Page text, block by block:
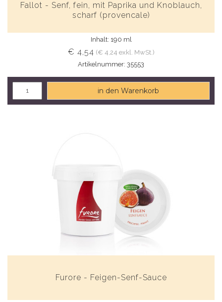
Fallot - Senf, fein, mit Paprika und Knoblauch,
scharf (provencale)
Inhalt: 190 ml
€ 4,54 (€ 4,24 exkl. MwSt.)
Artikelnummer: 35553
in den Warenkorb
Furore - Feigen-Senf-Sauce